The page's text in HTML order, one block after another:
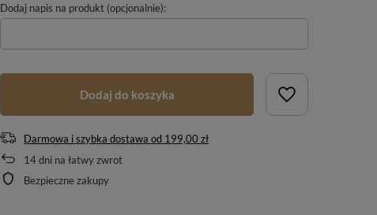
Dodaj napis na produkt (opcjonalnie):
Dodaj do koszyka
Darmowa i szybka dostawa od 199,00 zł
14dni na łatwy zwrot
Bezpieczne zakupy